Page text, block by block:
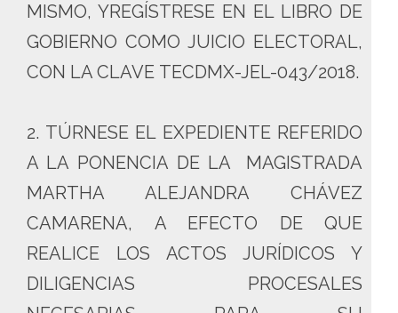
MISMO, YREGÍSTRESE EN EL LIBRO DE
GOBIERNO COMO JUICIO ELECTORAL,
CON LA CLAVE TECDMX-JEL-043/2018.
2. TÚRNESE EL EXPEDIENTE REFERIDO
A LA PONENCIA DE LA MAGISTRADA
MARTHA ALEJANDRA CHÁVEZ
CAMARENA, A EFECTO DE QUE
REALICE LOS ACTOS JURÍDICOS Y
DILIGENCIAS PROCESALES